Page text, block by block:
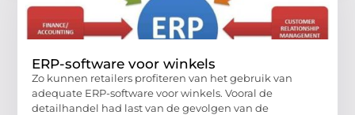
ERP-software voor winkels
Zo kunnen retailers profiteren van het gebruik van
adequate ERP-software voor winkels. Vooral de
detailhandel had last van de gevolgen van de